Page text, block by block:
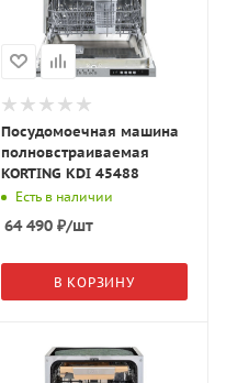
Посудомоечная машина
полновстраиваемая
KORTING KDI 45488
Есть в наличии
64 490₽/шт
В КОРЗИНУ